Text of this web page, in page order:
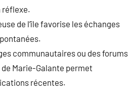
réflexe.
de l’île favorise les échanges
communautaires ou des forums
Marie-Galante permet
récentes.